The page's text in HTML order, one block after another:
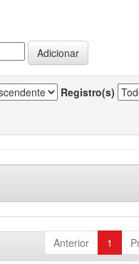
Registro(s)
Anterior 1